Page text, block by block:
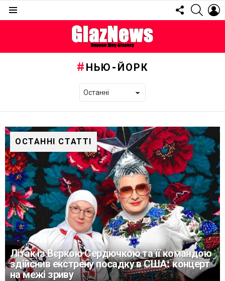
FOLLOW
US
НЬЮ-ЙОРК
ОСТАННІ СТАТТІ
Літак із Вєркою Сердючкою та її командою
здійснив екстрену посадку в США: концерт
на межі зриву